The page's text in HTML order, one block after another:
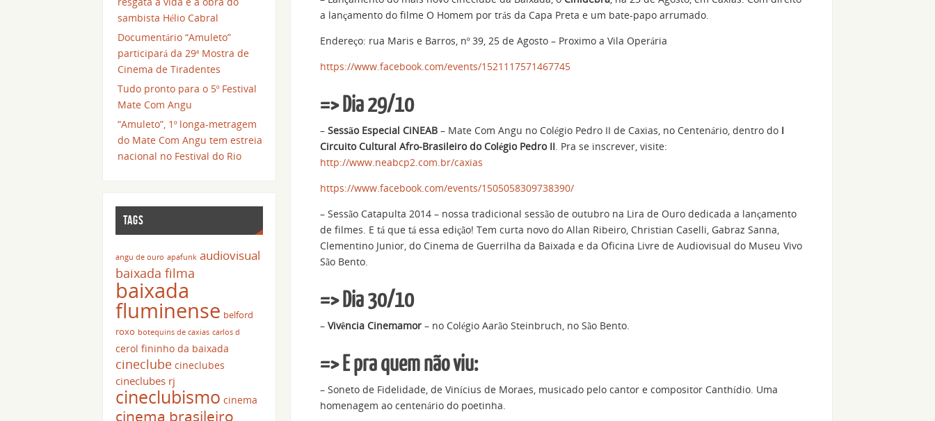
a lançamento do filme O Homem por trás da Capa Preta e um bate-papo arrumado.
Endereço: rua Maris e Barros, nº 39, 25 de Agosto – Proximo a Vila Operária
https://www.facebook.com/events/1521117571467745
=> Dia 29/10
– Sessão Especial CiNEAB – Mate Com Angu no Colégio Pedro II de Caxias, no Centenário, dentro do I
Circuito Cultural Afro-Brasileiro do Colégio Pedro II. Pra se inscrever, visite:
http://www.neabcp2.com.br/caxias
https://www.facebook.com/events/1505058309738390/
– Sessão Catapulta 2014 – nossa tradicional sessão de outubro na Lira de Ouro dedicada a lançamento
de filmes. E tá que tá essa edição! Tem curta novo do Allan Ribeiro, Christian Caselli, Gabraz Sanna,
Clementino Junior, do Cinema de Guerrilha da Baixada e da Oficina Livre de Audiovisual do Museu Vivo
São Bento.
=> Dia 30/10
– Vivência Cinemamor – no Colégio Aarão Steinbruch, no São Bento.
=> E pra quem não viu:
– Soneto de Fidelidade, de Vinícius de Moraes, musicado pelo cantor e compositor Canthídio. Uma
homenagem ao centenário do poetinha.
sambista Hélio Cabral
Documentário “Amuleto”
participará da 29ª Mostra de
Cinema de Tiradentes
Tudo pronto para o 5º Festival
Mate Com Angu
“Amuleto”, 1º longa-metragem
do Mate Com Angu tem estreia
nacional no Festival do Rio
TAGS
angu de ouro apafunk audiovisual
baixada filma
baixada
fluminense belford
roxo botequins de caxias carlos d
cerol fininho da baixada
cineclube cineclubes
cineclubes rj
cineclubismo cinema
cinema brasileiro